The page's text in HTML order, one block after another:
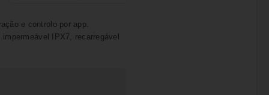
e controlo por app.
IPX7, recarregável